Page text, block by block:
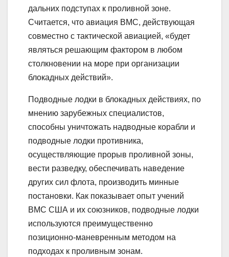
дальних подступах к проливной зоне.
Считается, что авиация ВМС, действующая
совместно с тактической авиацией, «будет
являться решающим фактором в любом
столкновении на море при организации
блокадных действий».
Подводные лодки в блокадных действиях, по
мнению зарубежных специалистов,
способны уничтожать надводные корабли и
подводные лодки противника,
осуществляющие прорыв проливной зоны,
вести разведку, обеспечивать наведение
других сил флота, производить минные
постановки. Как показывает опыт учений
ВМС США и их союзников, подводные лодки
используются преимущественно
позиционно-маневренным методом на
подходах к проливным зонам.